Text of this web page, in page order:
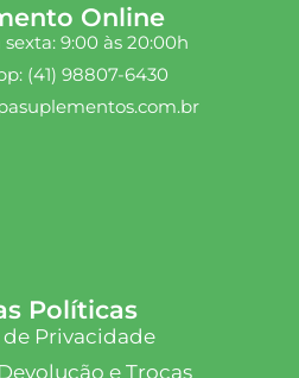
Online
9:00 às 20:00h
(41) 98807-6430
Políticas
Privacidade
e Trocas